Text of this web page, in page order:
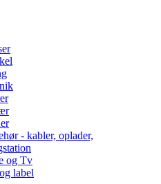
- kabler, oplader,
og Tv
label